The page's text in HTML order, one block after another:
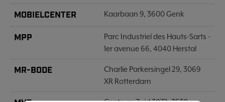
MOBIELCENTER Kaarbaan 9, 3600 Genk
MPP
Parc Industriel des Hauts-Sarts -
1er avenue 66, 4040 Herstal
MR-BODE
Charlie Parkersingel 29, 3069
XR Rotterdam